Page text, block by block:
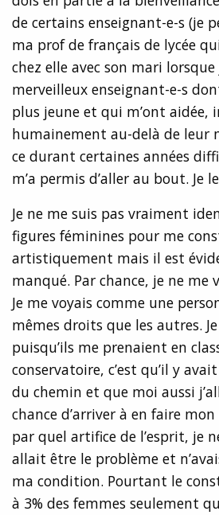
de certains enseignant-e-s (je
ma prof de français de lycée
chez elle avec son mari
merveilleux enseignant-e-s
plus jeune et qui m’ont aidée,
humainement au-delà de leur
ce durant certaines années
m’a permis d’aller au bout. Je
Je ne me suis pas vraiment
figures féminines pour me
artistiquement mais il est
manqué. Par chance, je ne me
Je me voyais comme une
mêmes droits que les autres.
puisqu’ils me prenaient en
conservatoire, c’est qu’il y
du chemin et que moi aussi
chance d’arriver à en faire
par quel artifice de l’esprit, je
allait être le problème et
ma condition. Pourtant le
à 3% des femmes seulement